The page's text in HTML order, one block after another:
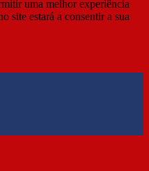
uma melhor experiência
site estará a consentir a sua